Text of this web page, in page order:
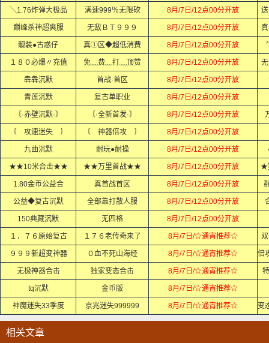
╲1.76炸弹大极品 满速999％无限砍 8月/7日/12点00分开放
巅峰杀神超爽服 无敌ＢＴ９９９ 8月/7日/12点00分开放
靓装●古惑仔 真①区◆超低消费 8月/7日/12点00分开放
１８０必爆〃充值 免﹏费﹏打﹏顶赞 8月/7日/12点00分开放
犇犇沉默 首战·首区 8月/7日/12点00分开放
青莲沉默 复古单职业 8月/7日/12点00分开放
〔·赤壁沉默·〕 〔·全新首发·〕 8月/7日/12点00分开放
〔 攻速迷失 〕 〔 神器倍攻 〕 8月/7日/12点00分开放
九曲沉默 耐玩●耐操 8月/7日/12点00分开放
★★10米合击★★ ★★万里首战★★ 8月/7日/12点00分开放 ★
1.80金币公益合 真首战首区 8月/7日/12点00分开放
公益◆复古沉默 全部靠打散人服 8月/7日/12点00分开放
150典藏沉默 无四格 8月/7日/12点00分开放
１．７６原始复古 １７６老传奇来了 8月/7日/☆通宵推荐☆
９９９新超变神器 ０血不死山海经 8月/7日/☆通宵推荐☆
无极神器合击 独家变态合击 8月/7日/☆通宵推荐☆
tq沉默 金币版 8月/7日/☆通宵推荐☆
神魔迷失33季度 京兆迷失999999 8月/7日/☆通宵推荐☆
相关文章